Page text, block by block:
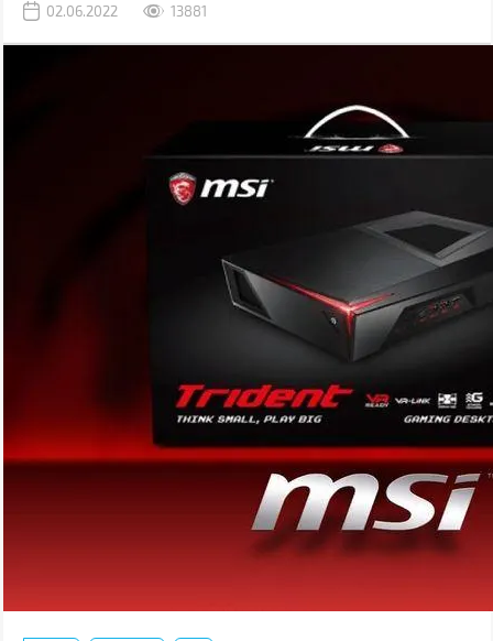
Знизяться й ціни на дискретну графіку. Навряд чи вони
10-15% дорожчі за ціну рекомендовану виробником, але падіння
02.06.2022 13881